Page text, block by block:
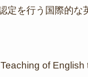
定を行う国際的な
Teaching of